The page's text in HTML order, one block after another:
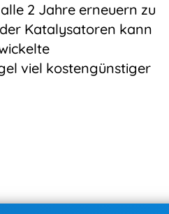
2 Jahre erneuern zu
Katalysatoren kann
viel kostengünstiger